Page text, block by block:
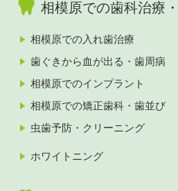
相模原での歯科治療
相模原での入れ歯治療
歯ぐきから血が出る・歯周病
相模原でのインプラント
相模原での矯正歯科・歯並び
虫歯予防・クリーニング
ホワイトニング